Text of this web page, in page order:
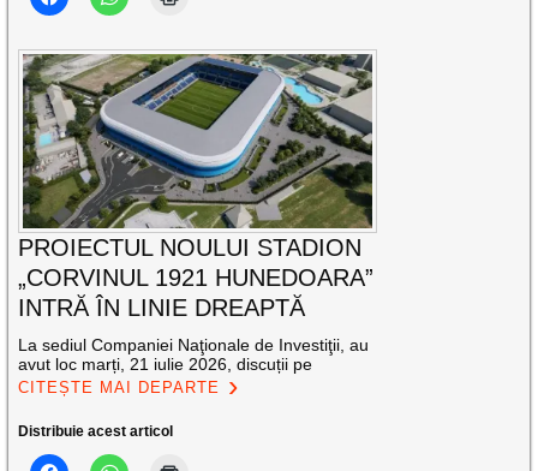
PROIECTUL NOULUI STADION
„CORVINUL 1921 HUNEDOARA”
INTRĂ ÎN LINIE DREAPTĂ
La sediul Companiei Naţionale de Investiţii, au
avut loc marți, 21 iulie 2026, discuții pe
CITEȘTE MAI DEPARTE
Distribuie acest articol